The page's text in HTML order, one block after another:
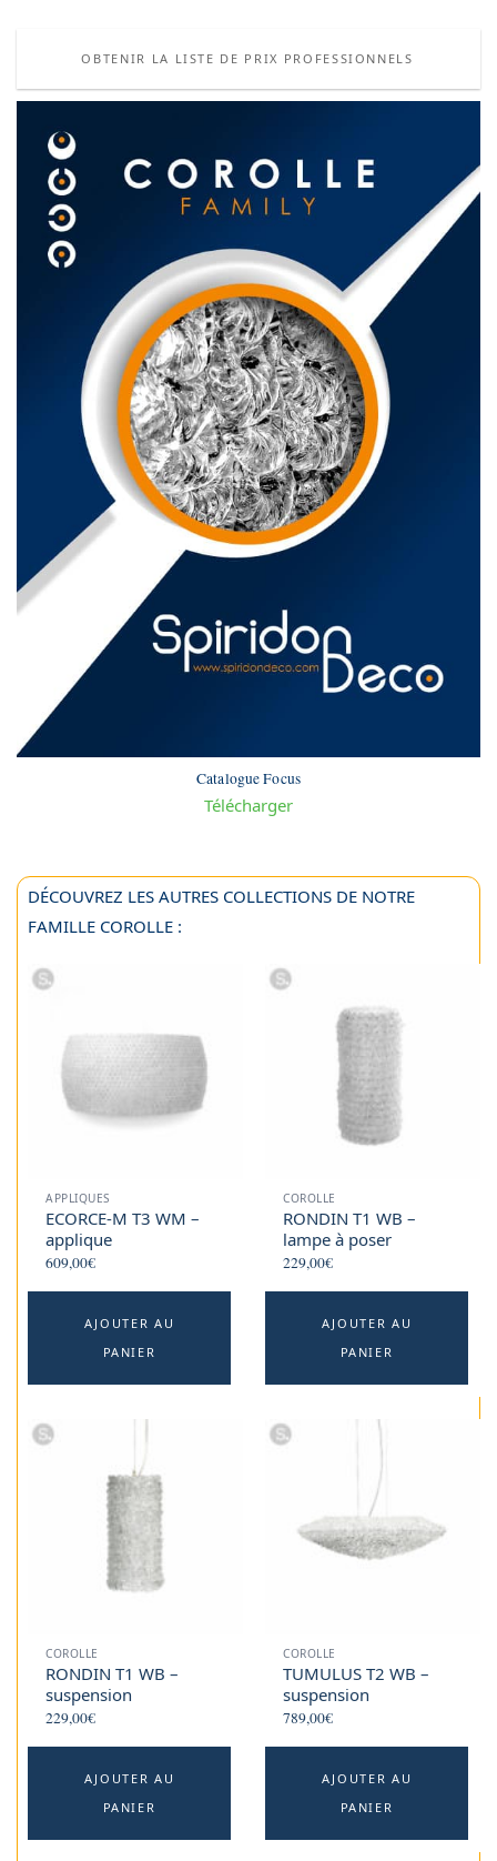
OBTENIR LA LISTE DE PRIX PROFESSIONNELS
Catalogue Focus
Télécharger
DÉCOUVREZ LES AUTRES COLLECTIONS DE NOTRE
FAMILLE COROLLE :
APPLIQUES
ECORCE-M T3 WM –
applique
609,00€
AJOUTER AU
PANIER
COROLLE
RONDIN T1 WB –
lampe à poser
229,00€
AJOUTER AU
PANIER
COROLLE
RONDIN T1 WB –
suspension
229,00€
AJOUTER AU
PANIER
COROLLE
TUMULUS T2 WB –
suspension
789,00€
AJOUTER AU
PANIER